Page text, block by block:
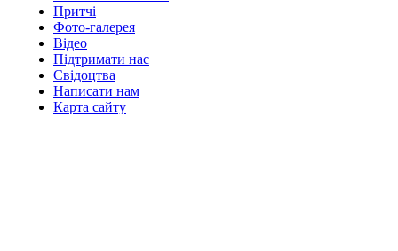
Притчі
Фото-галерея
Відео
Підтримати нас
Свідоцтва
Написати нам
Карта сайту